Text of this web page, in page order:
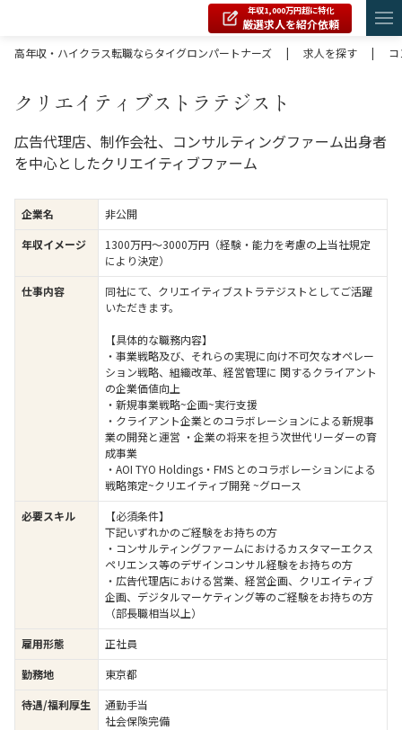
年収1,000万円超に特化
厳選求人を紹介依頼
高年収・ハイクラス転職ならタイグロンパートナーズ
| 求人を探す |
クリエイティブストラテジスト
広告代理店、制作会社、コンサルティングファーム出身者
を中心としたクリエイティブファーム
企業名
非公開
年収イメージ
1300万円〜3000万円（経験・能力を考慮の上当社規定
により決定）
仕事内容
同社にて、クリエイティブストラテジストとしてご活躍
いただきます。
【具体的な職務内容】
・事業戦略及び、それらの実現に向け不可欠なオペレー
ション戦略、組織改革、経営管理に 関するクライアント
の企業価値向上
・新規事業戦略~企画~実行支援
・クライアント企業とのコラボレーションによる新規事
業の開発と運営 ・企業の将来を担う次世代リーダーの育
成事業
・AOI TYO Holdings・FMS とのコラボレーションによる
戦略策定~クリエイティブ開発 ~グロース
必要スキル
【必須条件】
下記いずれかのご経験をお持ちの方
・コンサルティングファームにおけるカスタマーエクス
ペリエンス等のデザインコンサル経験をお持ちの方
・広告代理店における営業、経営企画、クリエイティブ
企画、デジタルマーケティング等のご経験をお持ちの方
（部長職相当以上）
雇用形態
正社員
勤務地
東京都
待遇/福利厚生
通勤手当
社会保険完備